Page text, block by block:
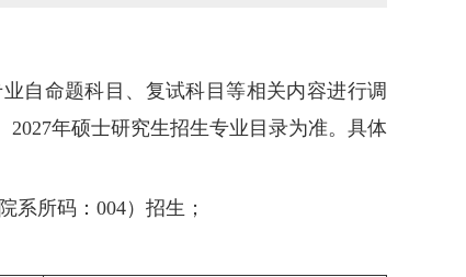
自命题科目、复试科目等相关内容进行调
年硕士研究生招生专业目录为准。具体
系所码：004）招生；